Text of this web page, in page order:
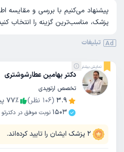
مقایسه تجربه، مهارت و نظرات
انتخاب کنید.
پیشنهاد می‌کنیم با بررسی و مقایسه
پزشک، مناسب‌ترین گزینه را انتخاب
نمایش بیشتر
دکتر بهامین عطارشوشتری
تخصص ارتوپدی
3.9
(
106 نظر) 77٪
1503 نوبت موفق در دکترتو
2 پزشک ایشان را تایید کرده‌اند.
Ad تبلیغات